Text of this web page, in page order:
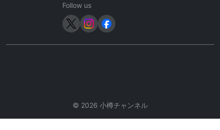
Follow us
© 2026 小樽チャンネル